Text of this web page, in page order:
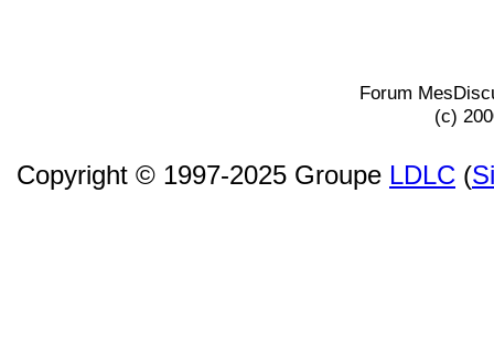
Forum
(c)
Copyright © 1997-2025 Groupe LDLC (